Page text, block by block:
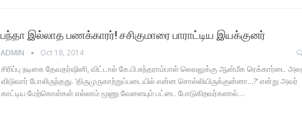
பந்தா இல்லாத பணக்காரர்! சசிகுமாரை பாராட்டிய இயக்குனர்
ADMIN Oct 18, 2014
சிரிப்பு நடிகை தேவதர்ஷினி, விட்டால் கே.பி.சுந்தராம்பாள் லெவலுக்கு ஆன்மீக ரெக்கார்டை
விடுவார் போலிருந்தது. ‘திருமுருகாற்றுப்படையில் என்ன சொல்லியிருக்குன்னா...?’ என்று அவர்
காட்டிய மேற்கொள்கள் எல்லாம் மூணு வேளையும் பட்டை போடுகிறவர்களால்…